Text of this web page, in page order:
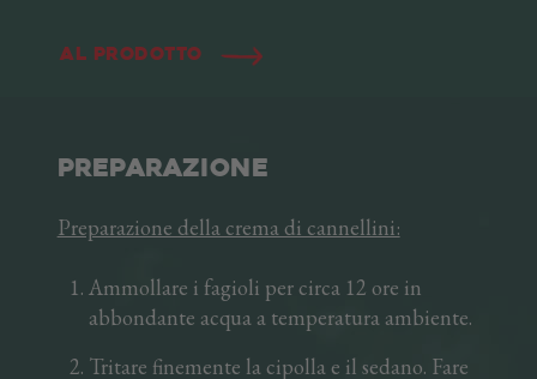
tagliamo al coltello il nostro Speck Alto Adige
IGP fino a ricavarne fini fiammiferi. Sempre
crudi. Un amico prezioso in cucina!
Al prodotto
PREPARAZIONE
Preparazione della crema di cannellini:
Ammollare i fagioli per circa 12 ore in
abbondante acqua a temperatura ambiente.
Tritare finemente la cipolla e il sedano. Fare